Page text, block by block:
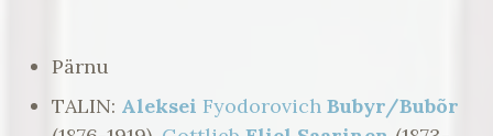
Pärnu
TALIN: Aleksei Fyodorovich Bubyr/Bubõr